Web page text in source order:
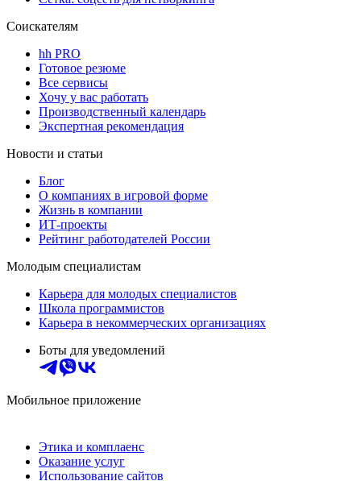
Соискателям
hh PRO
Готовое резюме
Все сервисы
Хочу у вас работать
Производственный календарь
Экспертная рекомендация
Новости и статьи
Блог
О компаниях в игровой форме
Жизнь в компании
ИТ-проекты
Рейтинг работодателей России
Молодым специалистам
Карьера для молодых специалистов
Школа программистов
Карьера в некоммерческих организациях
Боты для уведомлений
Мобильное приложение
Этика и комплаенс
Оказание услуг
Использование сайтов